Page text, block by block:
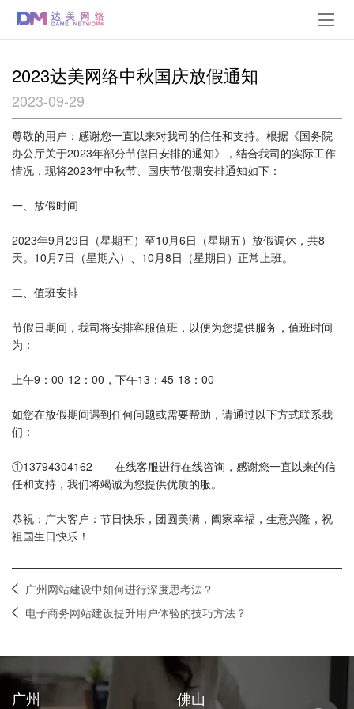
2023达美网络中秋国庆放假通知
2023-09-29
尊敬的用户：感谢您一直以来对我司的信任和支持。根据《国务院
办公厅关于2023年部分节假日安排的通知》，结合我司的实际工作
情况，现将2023年中秋节、国庆节假期安排通知如下：
一、放假时间
2023年9月29日（星期五）至10月6日（星期五）放假调休，共8
天。10月7日（星期六）、10月8日（星期日）正常上班。
二、值班安排
节假日期间，我司将安排客服值班，以便为您提供服务，值班时间
为：
上午9：00-12：00，下午13：45-18：00
如您在放假期间遇到任何问题或需要帮助，请通过以下方式联系我
们：
①13794304162——在线客服进行在线咨询，感谢您一直以来的信
任和支持，我们将竭诚为您提供优质的服。
恭祝：广大客户：节日快乐，团圆美满，阖家幸福，生意兴隆，祝
祖国生日快乐！
广州网站建设中如何进行深度思考法？
电子商务网站建设提升用户体验的技巧方法？
广州 佛山